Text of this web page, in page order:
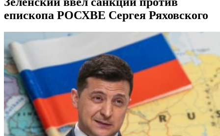
епископа РОСХВЕ Сергея Ряховского